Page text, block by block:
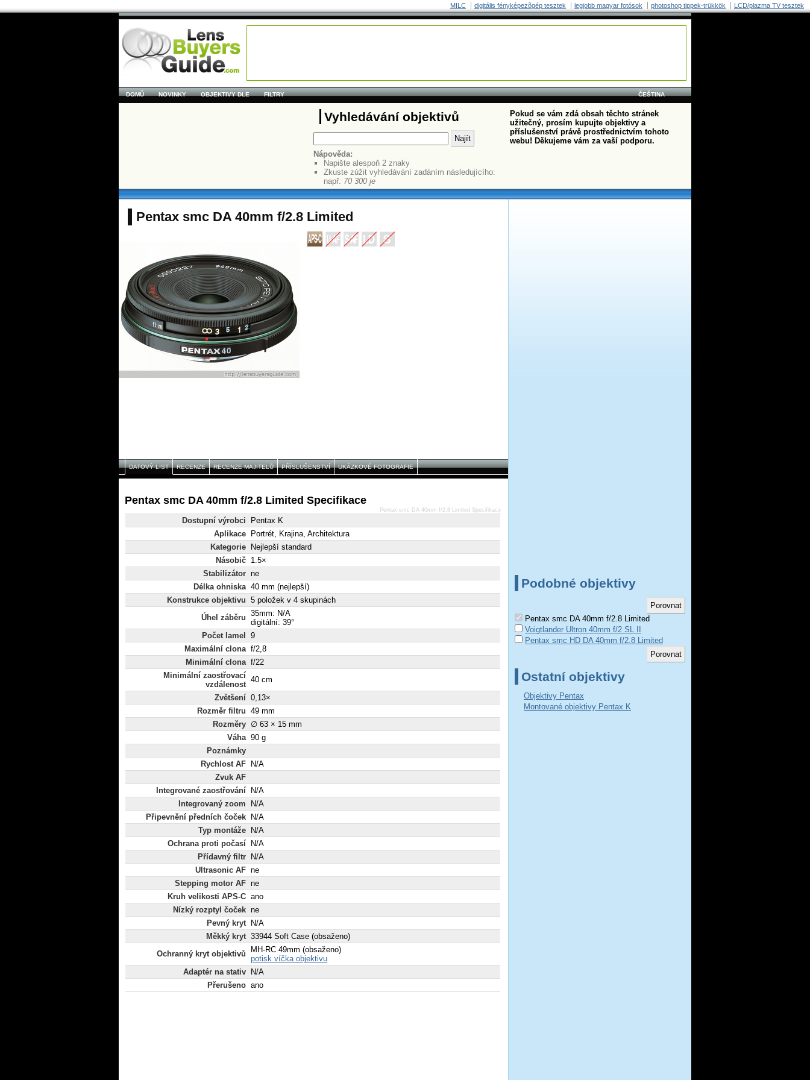
MILC digitális fényképezõgép tesztek legjobb magyar fotósok photoshop tippek-trükkök LCD/plazma TV tesztek
ČEŠTINA
DOMŮ NOVINKY OBJEKTIVY DLE FILTRY
Vyhledávání objektivů
Nápověda:
Napište alespoň 2 znaky
Zkuste zúžit vyhledávání zadáním následujícího:
např. 70 300 je
Pokud se vám zdá obsah těchto stránek
užitečný, prosím kupujte objektivy a
příslušenství právě prostřednictvím tohoto
webu! Děkujeme vám za vaší podporu.
Pentax smc DA 40mm f/2.8 Limited
DATOVÝ LIST RECENZE RECENZE MAJITELŮ PŘÍSLUŠENSTVÍ UKÁZKOVÉ FOTOGRAFIE
Pentax smc DA 40mm f/2.8 Limited Specifikace
Dostupní výrobci
Pentax K
Aplikace
Portrét, Krajina, Architektura
Kategorie
Nejlepší standard
Násobič 1.5×
Stabilizátor ne
Délka ohniska 40 mm (nejlepší)
Konstrukce objektivu 5 položek v 4 skupinách
Úhel záběru 35mm: N/A
digitální: 39°
Počet lamel
9
Maximální clona f/2,8
Minimální clona f/22
Minimální zaostřovací
vzdálenost
40 cm
Zvětšení 0,13×
Rozměr filtru 49 mm
Rozměry ∅ 63 × 15 mm
Váha 90 g
Poznámky
Rychlost AF
N/A
Zvuk AF
Integrované zaostřování
N/A
Integrovaný zoom
N/A
Připevnění předních čoček
N/A
Typ montáže
N/A
Ochrana proti počasí
N/A
Přídavný filtr
N/A
Ultrasonic AF ne
Stepping motor AF ne
Kruh velikosti APS-C ano
Nízký rozptyl čoček ne
Pevný kryt
N/A
Měkký kryt 33944 Soft Case (obsaženo)
Ochranný kryt objektivů
MH-RC 49mm (obsaženo)
potisk víčka objektivu
Adaptér na stativ
N/A
Přerušeno ano
Pentax smc DA 40mm f/2.8 Limited Specifikace
Podobné objektivy
Pentax smc DA 40mm f/2.8 Limited
Voigtlander Ultron 40mm f/2 SL II
Pentax smc HD DA 40mm f/2.8 Limited
Ostatní objektivy
Objektivy Pentax
Montované objektivy Pentax K